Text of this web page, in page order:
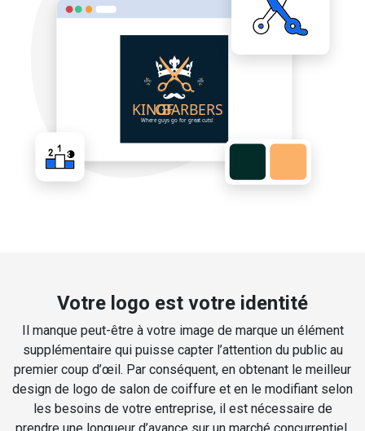
Votre logo est votre identité
Il manque peut-être à votre image de marque un élément
supplémentaire qui puisse capter l’attention du public au
premier coup d’œil. Par conséquent, en obtenant le meilleur
design de logo de salon de coiffure et en le modifiant selon
les besoins de votre entreprise, il est nécessaire de